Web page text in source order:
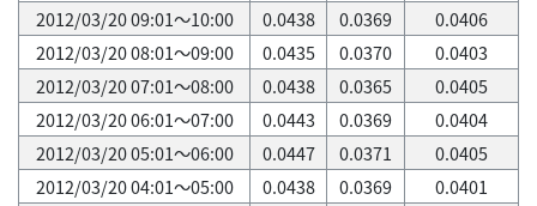
2012/03/20 09:01～10:00
0.0438 0.0369
0.0406
2012/03/20 08:01～09:00
0.0435 0.0370
0.0403
2012/03/20 07:01～08:00
0.0438 0.0365
0.0405
2012/03/20 06:01～07:00
0.0443 0.0369
0.0404
2012/03/20 05:01～06:00
0.0447 0.0371
0.0405
2012/03/20 04:01～05:00
0.0438 0.0369
0.0401